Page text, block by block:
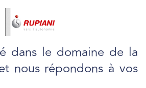
dans le domaine de la
nous répondons à vos